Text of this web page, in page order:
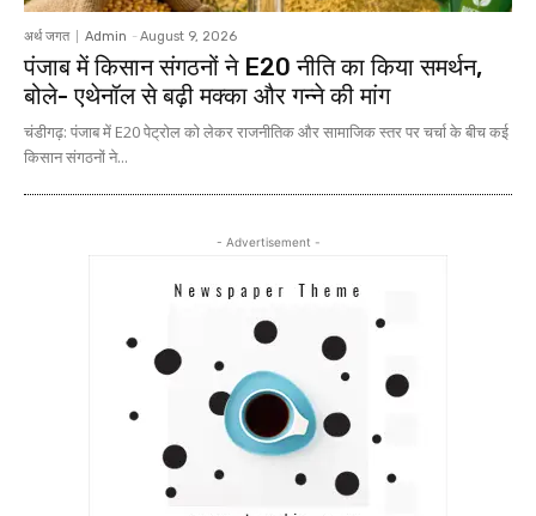
अर्थ जगत Admin - August 9, 2026
पंजाब में किसान संगठनों ने E20 नीति का किया समर्थन,
बोले- एथेनॉल से बढ़ी मक्का और गन्ने की मांग
चंडीगढ़: पंजाब में E20 पेट्रोल को लेकर राजनीतिक और सामाजिक स्तर पर चर्चा के बीच कई
किसान संगठनों ने...
- Advertisement -